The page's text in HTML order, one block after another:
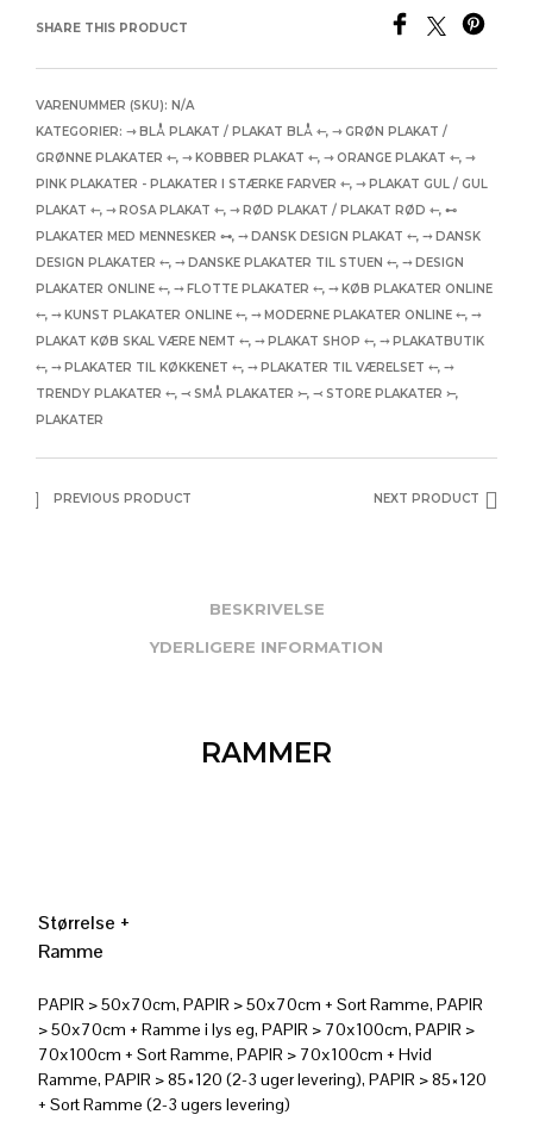
SHARE THIS PRODUCT
VARENUMMER (SKU): N/A
KATEGORIER: ⇾ BLÅ PLAKAT / PLAKAT BLÅ ⇽, ⇾ GRØN PLAKAT /
GRØNNE PLAKATER ⇽, ⇾ KOBBER PLAKAT ⇽, ⇾ ORANGE PLAKAT ⇽, ⇾
PINK PLAKATER - PLAKATER I STÆRKE FARVER ⇽, ⇾ PLAKAT GUL / GUL
PLAKAT ⇽, ⇾ ROSA PLAKAT ⇽, ⇾ RØD PLAKAT / PLAKAT RØD ⇽, ⊷
PLAKATER MED MENNESKER ⊶, ⤍ DANSK DESIGN PLAKAT ⤌, ⤍ DANSK
DESIGN PLAKATER ⤌, ⤍ DANSKE PLAKATER TIL STUEN ⤌, ⤍ DESIGN
PLAKATER ONLINE ⤌, ⤍ FLOTTE PLAKATER ⤌, ⤍ KØB PLAKATER ONLINE
⤌, ⤍ KUNST PLAKATER ONLINE ⤌, ⤍ MODERNE PLAKATER ONLINE ⤌, ⤍
PLAKAT KØB SKAL VÆRE NEMT ⤌, ⤍ PLAKAT SHOP ⤌, ⤍ PLAKATBUTIK
⤌, ⤍ PLAKATER TIL KØKKENET ⤌, ⤍ PLAKATER TIL VÆRELSET ⤌, ⤍
TRENDY PLAKATER ⤌, ⤙ SMÅ PLAKATER ⤚, ⤙ STORE PLAKATER ⤚,
PLAKATER
PREVIOUS PRODUCT NEXT PRODUCT
BESKRIVELSE
YDERLIGERE INFORMATION
RAMMER
Størrelse +
Ramme
PAPIR > 50x70cm, PAPIR > 50x70cm + Sort Ramme, PAPIR
> 50x70cm + Ramme i lys eg, PAPIR > 70x100cm, PAPIR >
70x100cm + Sort Ramme, PAPIR > 70x100cm + Hvid
Ramme, PAPIR > 85×120 (2-3 uger levering), PAPIR > 85×120
+ Sort Ramme (2-3 ugers levering)